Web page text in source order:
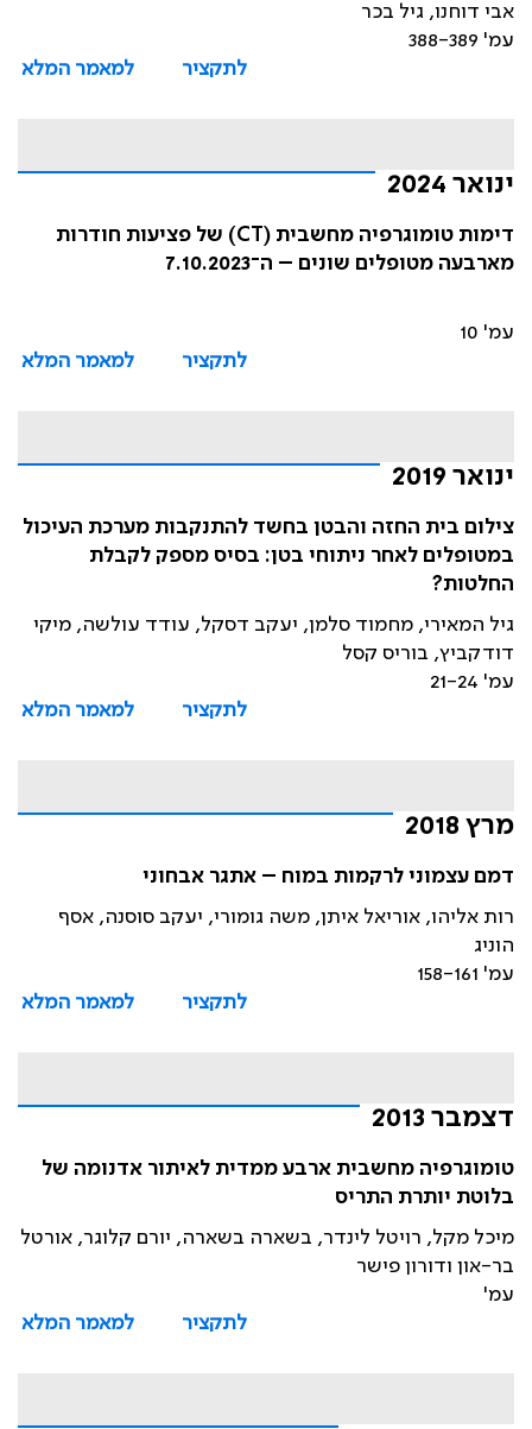
אבי דוחנו, גיל בכר
עמ' 388-389
לתקציר
למאמר המלא
ינואר 2024
דימות טומוגרפיה מחשבית (CT) של פציעות חודרות
מארבעה מטופלים שונים – ה־7.10.2023
עמ' 10
לתקציר
למאמר המלא
ינואר 2019
צילום בית החזה והבטן בחשד להתנקבות מערכת העיכול
במטופלים לאחר ניתוחי בטן: בסיס מספק לקבלת
החלטות?
גיל המאירי, מחמוד סלמן, יעקב דסקל, עודד עולשה, מיקי
דודקביץ, בוריס קסל
עמ' 21-24
לתקציר
למאמר המלא
מרץ 2018
דמם עצמוני לרקמות במוח – אתגר אבחוני
רות אליהו, אוריאל איתן, משה גומורי, יעקב סוסנה, אסף
הוניג
עמ' 158-161
לתקציר
למאמר המלא
דצמבר 2013
טומוגרפיה מחשבית ארבע ממדית לאיתור אדנומה של
בלוטת יותרת התריס
מיכל מקל, רויטל לינדר, בשארה בשארה, יורם קלוגר, אורטל
בר-און ודורון פישר
עמ'
לתקציר
למאמר המלא